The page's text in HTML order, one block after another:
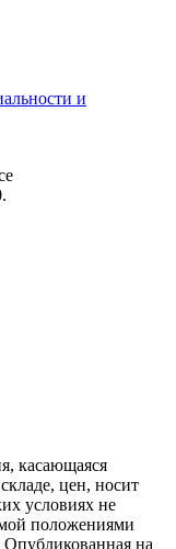
и
касающаяся
цен, носит
условиях не
положениями
на